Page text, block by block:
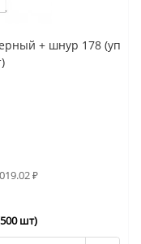
+ шнур 178 (уп
₽
шт)